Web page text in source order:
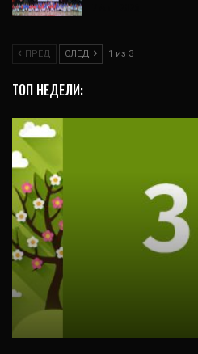
ПРЕД СЛЕД 1 из 3
ТОП НЕДЕЛИ: